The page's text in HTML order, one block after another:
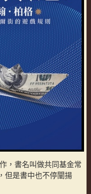
，書名叫做共同基金常
但是書中也不停闡揚